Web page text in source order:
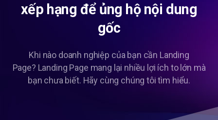
xếp hạng để ủng hộ nội dung
gốc
Khi nào doanh nghiệp của bạn cần Landing
Page? Landing Page mang lại nhiều lợi ích to lớn mà
bạn chưa biết. Hãy cùng chúng tôi tìm hiểu.